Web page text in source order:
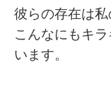
彼らの存在は
こんなにもキ
います。